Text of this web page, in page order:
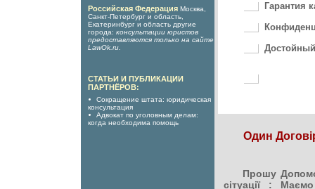
Российская Федерация Москва,
Санкт-Петербург и область,
Екатеринбург и область другие
города: консультации юристов
предоставляются только на сайте
LawOk.ru
СТАТЬИ И ПУБЛИКАЦИИ
ПАРТНЁРОВ:
Сокращение штата: юридическая
консультация
Адвокат по уголовным делам:
когда необходима помощь
Гарантия
Один
Прошу
сітуації :